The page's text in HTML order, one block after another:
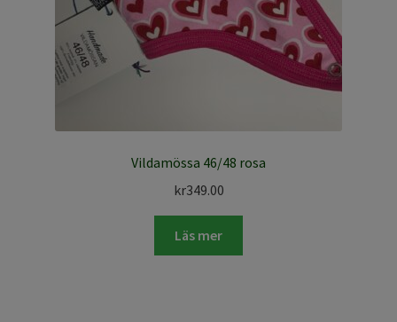
Vildamössa 46/48 rosa
kr349.00
Läs mer